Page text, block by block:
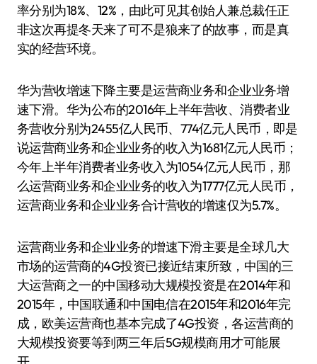
率分别为18%、12%，由此可见其创始人兼总裁任正
非这次再提冬天来了可不是狼来了的故事，而是真
实的经营环境。
华为营收增速下降主要是运营商业务和企业业务增
速下滑。华为公布的2016年上半年营收、消费者业
务营收分别为2455亿人民币、774亿元人民币，即是
说运营商业务和企业业务的收入为1681亿元人民币；
今年上半年消费者业务收入为1054亿元人民币，那
么运营商业务和企业业务的收入为1777亿元人民币，
运营商业务和企业业务合计营收的增速仅为5.7%。
运营商业务和企业业务的增速下滑主要是全球几大
市场的运营商的4G投资已接近结束所致，中国的三
大运营商之一的中国移动大规模投资是在2014年和
2015年，中国联通和中国电信在2015年和2016年完
成，欧美运营商也基本完成了4G投资，各运营商的
大规模投资要等到两三年后5G规模商用才可能展